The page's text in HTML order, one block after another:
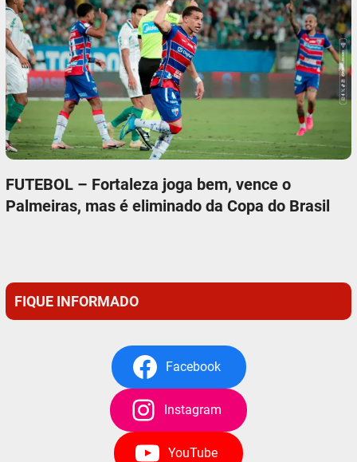
FUTEBOL – Fortaleza joga bem, vence o
Palmeiras, mas é eliminado da Copa do Brasil
FIQUE INFORMADO
Facebook
Instagram
YouTube